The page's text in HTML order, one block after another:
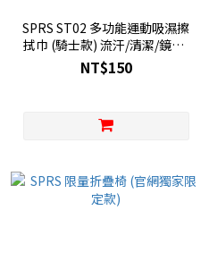
SPRS ST02 多功能運動吸濕擦
拭巾 (騎士款) 流汗/清潔/鏡面/
安全帽/車箱必備
NT$150